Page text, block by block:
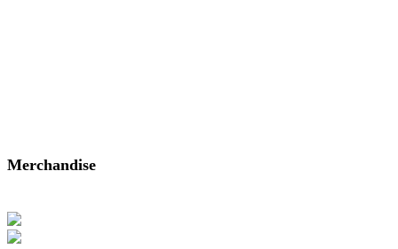
Merchandise